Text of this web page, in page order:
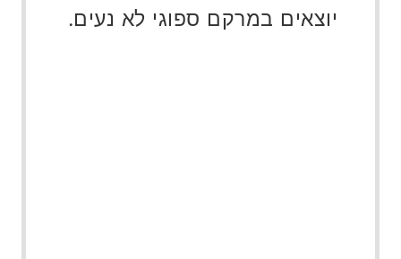
יוצאים במרקם ספוגי לא נעים.